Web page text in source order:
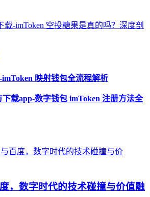
载-imToken 空投糖果是真的吗？深度剖
映射钱包全流程解析
下载app-数字钱包 imToken 注册方法全
，数字时代的技术碰撞与价值融